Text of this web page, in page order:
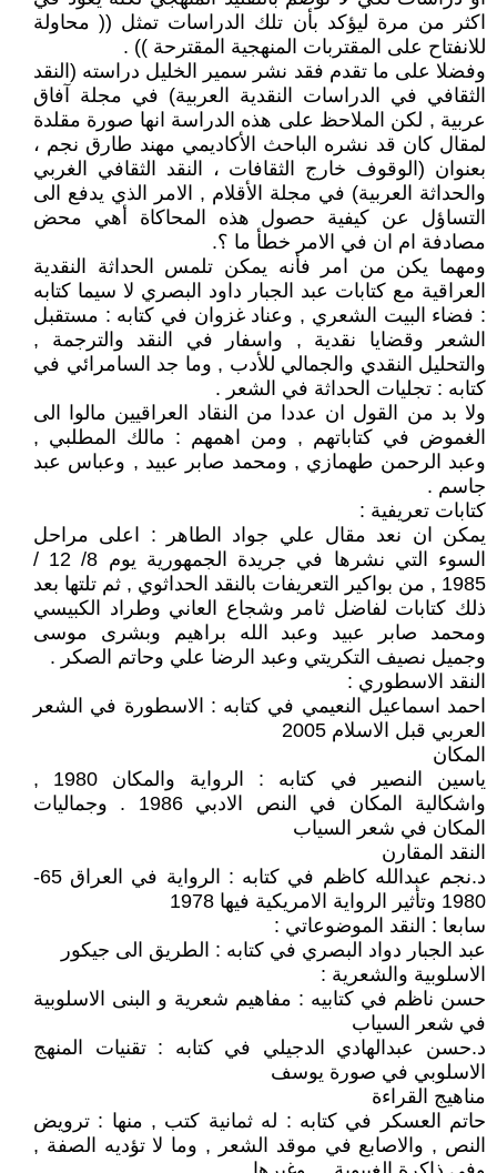
اكثر من مرة ليؤكد بأن تلك الدراسات تمثل (( محاولة
للانفتاح على المقتربات المنهجية المقترحة )) .
وفضلا على ما تقدم فقد نشر سمير الخليل دراسته (النقد
الثقافي في الدراسات النقدية العربية) في مجلة آفاق
عربية , لكن الملاحظ على هذه الدراسة انها صورة مقلدة
لمقال كان قد نشره الباحث الأكاديمي مهند طارق نجم ،
بعنوان (الوقوف خارج الثقافات ، النقد الثقافي الغربي
والحداثة العربية) في مجلة الأقلام , الامر الذي يدفع الى
التساؤل عن كيفية حصول هذه المحاكاة أهي محض
مصادفة ام ان في الامر خطأ ما ؟.
ومهما يكن من امر فأنه يمكن تلمس الحداثة النقدية
العراقية مع كتابات عبد الجبار داود البصري لا سيما كتابه
: فضاء البيت الشعري , وعناد غزوان في كتابه : مستقبل
الشعر وقضايا نقدية , واسفار في النقد والترجمة ,
والتحليل النقدي والجمالي للأدب , وما جد السامرائي في
كتابه : تجليات الحداثة في الشعر .
ولا بد من القول ان عددا من النقاد العراقيين مالوا الى
الغموض في كتاباتهم , ومن اهمهم : مالك المطلبي ,
وعبد الرحمن طهمازي , ومحمد صابر عبيد , وعباس عبد
جاسم .
كتابات تعريفية :
يمكن ان نعد مقال علي جواد الطاهر : اعلى مراحل
السوء التي نشرها في جريدة الجمهورية يوم 8/ 12 /
1985 , من بواكير التعريفات بالنقد الحداثوي , ثم تلتها بعد
ذلك كتابات لفاضل ثامر وشجاع العاني وطراد الكبيسي
ومحمد صابر عبيد وعبد الله براهيم وبشرى موسى
وجميل نصيف التكريتي وعبد الرضا علي وحاتم الصكر .
النقد الاسطوري :
احمد اسماعيل النعيمي في كتابه : الاسطورة في الشعر
العربي قبل الاسلام 2005
المكان
ياسين النصير في كتابه : الرواية والمكان 1980 ,
واشكالية المكان في النص الادبي 1986 . وجماليات
المكان في شعر السياب
النقد المقارن
د.نجم عبدالله كاظم في كتابه : الرواية في العراق 65-
1980 وتأثير الرواية الامريكية فيها 1978
سابعا : النقد الموضوعاتي :
عبد الجبار دواد البصري في كتابه : الطريق الى جيكور
الاسلوبية والشعرية :
حسن ناظم في كتابيه : مفاهيم شعرية و البنى الاسلوبية
في شعر السياب
د.حسن عبدالهادي الدجيلي في كتابه : تقنيات المنهج
الاسلوبي في صورة يوسف
مناهيج القراءة
حاتم العسكر في كتابه : له ثمانية كتب , منها : ترويض
النص , والاصابع في موقد الشعر , وما لا تؤديه الصفة ,